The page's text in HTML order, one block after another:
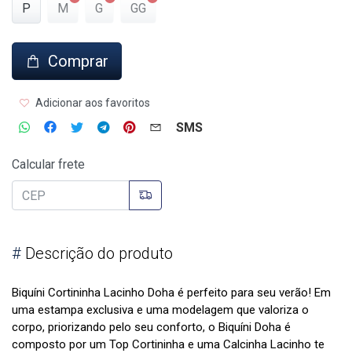
P M G GG
Comprar
Adicionar aos favoritos
SMS
Calcular frete
# Descrição do produto
Biquíni Cortininha Lacinho Doha é perfeito para seu verão! Em
uma estampa exclusiva e uma modelagem que valoriza o
corpo, priorizando pelo seu conforto, o Biquíni Doha é
composto por um Top Cortininha e uma Calcinha Lacinho te